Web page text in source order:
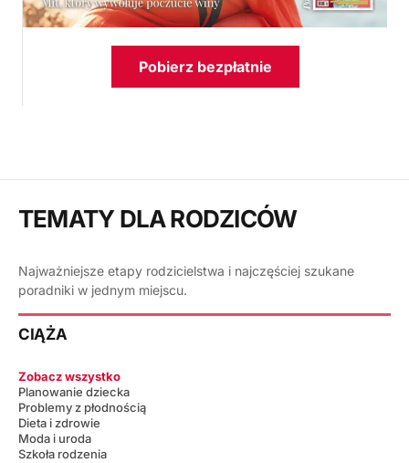
Pobierz bezpłatnie
TEMATY DLA RODZICÓW
Najważniejsze etapy rodzicielstwa i najczęściej szukane
poradniki w jednym miejscu.
CIĄŻA
Zobacz wszystko
Planowanie dziecka
Problemy z płodnością
Dieta i zdrowie
Moda i uroda
Szkoła rodzenia